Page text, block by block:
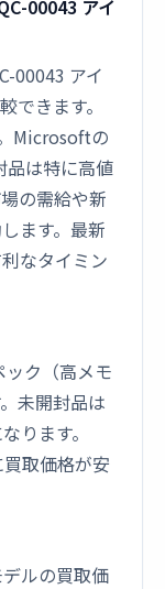
00043 アイ
00043 アイ
できます。
Microsoftの
品は特に高値
の需給や新
ます。最新
なタイミン
ク（高メモ
未開封品は
ります。
取価格が安
ルの買取価